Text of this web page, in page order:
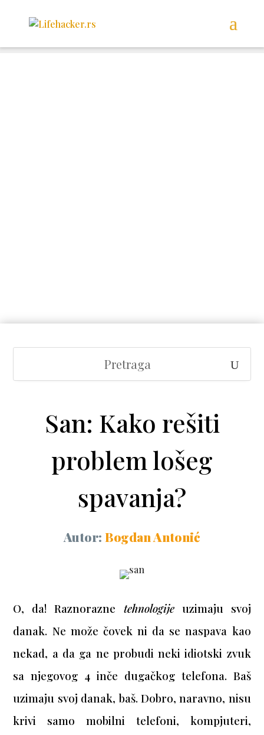
San: Kako rešiti
problem lošeg
spavanja?
Autor: Bogdan Antonić
O, da! Raznorazne tehnologijeuzimaju svoj
danak. Ne može čovek ni da se naspava kao
nekad, a da ga ne probudi neki idiotski zvuk
sa njegovog 4 inče dugačkog telefona. Baš
uzimaju svoj danak, baš. Dobro, naravno, nisu
krivi samo mobilni telefoni, kompjuteri,